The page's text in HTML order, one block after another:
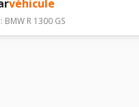
de toujours monter des
par le constructeur.
sélectionner le modèle de
véhicule
: BMW R 1300 GS